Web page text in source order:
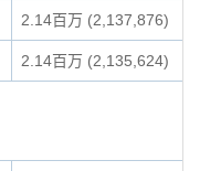
2.14百万 (2,137,876)
2.14百万 (2,135,624)